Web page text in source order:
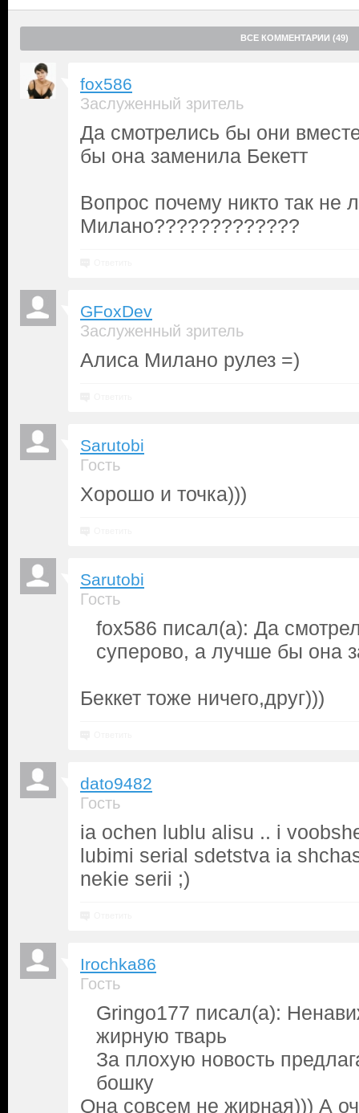
ВСЕ КОММЕНТАРИИ (49)
fox586
Заслуженный зритель
Да смотрелись бы они
бы она заменила Бекетт
Вопрос почему никто так не
Милано?????????????
GFoxDev
Заслуженный зритель
Алиса Милано рулез =)
Sarutobi
Гость
Хорошо и точка)))
Sarutobi
Гость
fox586 писал(а): Да
суперово, а лучше бы она
Беккет тоже ничего,друг)))
dato9482
Гость
ia ochen lublu alisu .. i
lubimi serial sdetstva ia
nekie serii ;)
Irochka86
Гость
Gringo177 писал(а):
жирную тварь
За плохую новость
бошку
Она совсем не жирная))) А